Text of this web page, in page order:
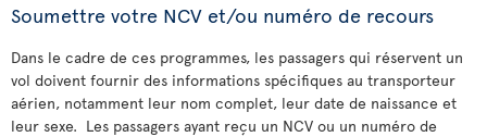
Soumettre votre NCV et/ou numéro de recours
Dans le cadre de ces programmes, les passagers qui réservent un
vol doivent fournir des informations spécifiques au transporteur
aérien, notamment leur nom complet, leur date de naissance et
leur sexe. Les passagers ayant reçu un NCV ou un numéro de